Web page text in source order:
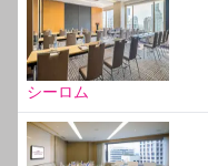
シーロム